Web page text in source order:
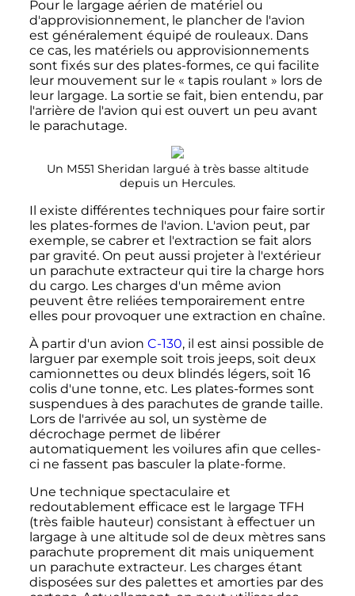
Pour le largage aérien de matériel ou
d'approvisionnement, le plancher de l'avion
est généralement équipé de rouleaux. Dans
ce cas, les matériels ou approvisionnements
sont fixés sur des plates-formes, ce qui facilite
leur mouvement sur le « tapis roulant » lors de
leur largage. La sortie se fait, bien entendu, par
l'arrière de l'avion qui est ouvert un peu avant
le parachutage.
Un M551 Sheridan largué à très basse altitude
depuis un Hercules.
Il existe différentes techniques pour faire sortir
les plates-formes de l'avion. L'avion peut, par
exemple, se cabrer et l'extraction se fait alors
par gravité. On peut aussi projeter à l'extérieur
un parachute extracteur qui tire la charge hors
du cargo. Les charges d'un même avion
peuvent être reliées temporairement entre
elles pour provoquer une extraction en chaîne.
À partir d'un avion C-130, il est ainsi possible de
larguer par exemple soit trois jeeps, soit deux
camionnettes ou deux blindés légers, soit 16
colis d'une tonne, etc. Les plates-formes sont
suspendues à des parachutes de grande taille.
Lors de l'arrivée au sol, un système de
décrochage permet de libérer
automatiquement les voilures afin que celles-
ci ne fassent pas basculer la plate-forme.
Une technique spectaculaire et
redoutablement efficace est le largage TFH
(très faible hauteur) consistant à effectuer un
largage à une altitude sol de deux mètres sans
parachute proprement dit mais uniquement
un parachute extracteur. Les charges étant
disposées sur des palettes et amorties par des